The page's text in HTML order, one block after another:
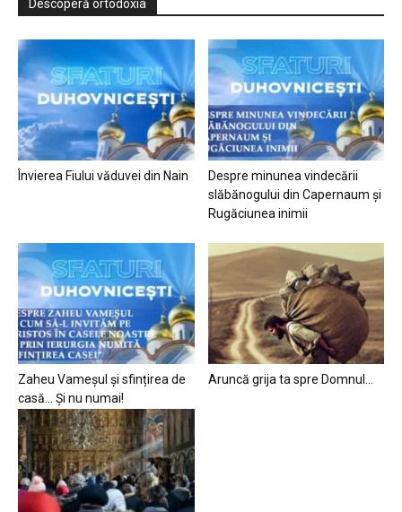
Descoperă ortodoxia
Învierea Fiului văduvei din Nain
Despre minunea vindecării
slăbănogului din Capernaum și
Rugăciunea inimii
Zaheu Vameșul și sfințirea de
casă… Și nu numai!
Aruncă grija ta spre Domnul…